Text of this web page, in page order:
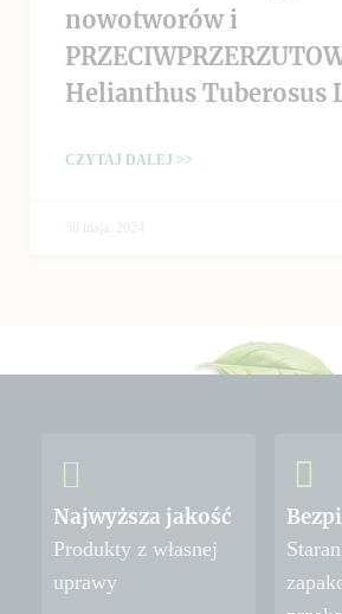
nowotworów i
Helianthus Tuberosus
CZYTAJ DALEJ >>
30 maja, 2024
Najwyższa jakość
Produkty z własnej
uprawy